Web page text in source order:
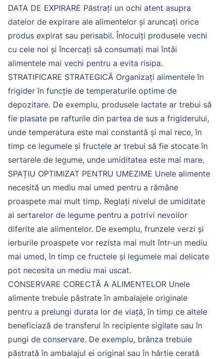
DATA DE EXPIRARE Păstrați un ochi atent asupra
datelor de expirare ale alimentelor și aruncați orice
produs expirat sau perisabil. Înlocuiți produsele vechi
cu cele noi și încercați să consumați mai întâi
alimentele mai vechi pentru a evita risipa.
STRATIFICARE STRATEGICĂ Organizați alimentele în
frigider în funcție de temperaturile optime de
depozitare. De exemplu, produsele lactate ar trebui să
fie plasate pe rafturile din partea de sus a frigiderului,
unde temperatura este mai constantă și mai rece, în
timp ce legumele și fructele ar trebui să fie stocate în
sertarele de legume, unde umiditatea este mai mare.
SPAȚIU OPTIMIZAT PENTRU UMEZIME Unele alimente
necesită un mediu mai umed pentru a rămâne
proaspete mai mult timp. Reglați nivelul de umiditate
al sertarelor de legume pentru a potrivi nevoilor
diferite ale alimentelor. De exemplu, frunzele verzi și
ierburile proaspete vor rezista mai mult într-un mediu
mai umed, în timp ce fructele și legumele mai delicate
pot necesita un mediu mai uscat.
CONSERVARE CORECTĂ A ALIMENTELOR Unele
alimente trebuie păstrate în ambalajele originale
pentru a prelungi durata lor de viață, în timp ce altele
beneficiază de transferul în recipiente sigilate sau în
pungi de conservare. De exemplu, brânza trebuie
păstrată în ambalajul ei original sau în hârtie cerată